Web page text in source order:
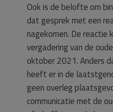
Ook is de belofte om
dat gesprek met een
nagekomen. De reactie
vergadering van de
oktober 2021. Anders
heeft er in de
geen overleg
communicatie met de